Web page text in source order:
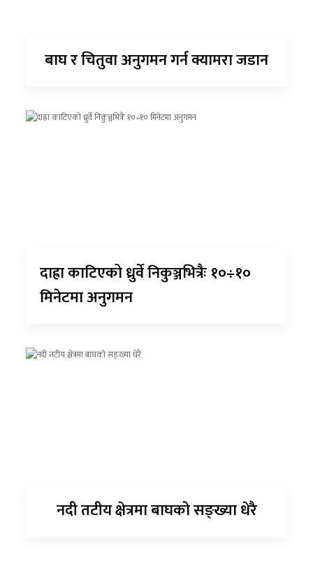
बाघ र चितुवा अनुगमन गर्न क्यामरा जडान
दाह्रा काटिएको ध्रुर्वे निकुञ्जभित्रैः १०÷१०
मिनेटमा अनुगमन
नदी तटीय क्षेत्रमा बाघको सङ्ख्या धेरै